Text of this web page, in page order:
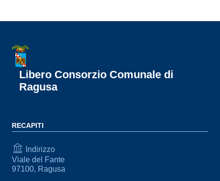
Libero Consorzio Comunale di
Ragusa
RECAPITI
Indirizzo
Viale del Fante
97100, Ragusa